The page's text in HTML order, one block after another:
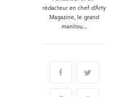
rédacteur en chef d'Arty
Magazine, le grand
manitou…